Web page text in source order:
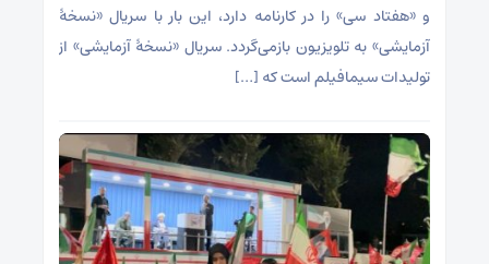
و «هفتاد سی» را در کارنامه دارد، این بار با سریال «نسخهٔ
آزمایشی» به تلویزیون بازمی‌گردد. سریال «نسخهٔ آزمایشی» از
تولیدات سیمافیلم است که […]